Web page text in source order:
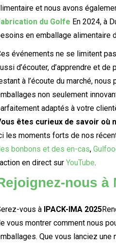
et nous avons
du Golfe En 2024, à
en emballage alimentaire
événements ne se limitent
d’écouter, d’apprendre et
à l’écoute du marché,
non seulement
adaptés à votre
êtes curieux de savoir où
les moments forts de nos
bonbons et des en-cas,
en direct sur YouTube.
nous à
vous à IPACK-IMA 2025
vous montrer comment nous
Que vous lanciez